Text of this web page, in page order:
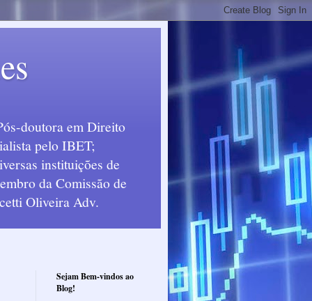
doutora em Direito
pelo IBET;
instituições de
da Comissão de
Oliveira Adv.
Sejam Bem-vindos ao
Blog!